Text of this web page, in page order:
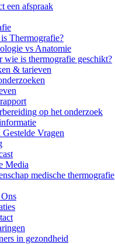
een afspraak
Thermografie?
vs Anatomie
wie is thermografie geschikt?
& tarieven
op het onderzoek
Gestelde Vragen
Media
medische thermografie
in gezondheid